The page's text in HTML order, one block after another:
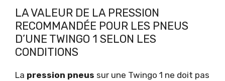
LA VALEUR DE LA PRESSION
RECOMMANDÉE POUR LES PNEUS
D’UNE TWINGO 1 SELON LES
CONDITIONS
La pression pneus sur une Twingo 1 ne doit pas